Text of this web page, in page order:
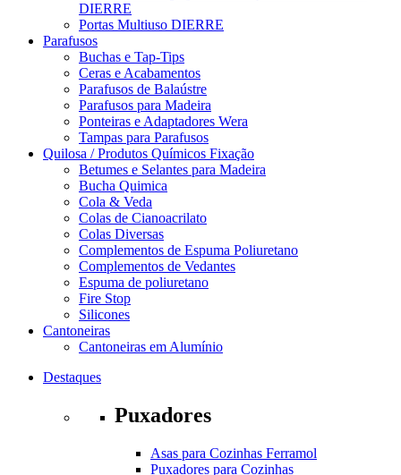
DIERRE
Portas Multiuso DIERRE
Parafusos
Buchas e Tap-Tips
Ceras e Acabamentos
Parafusos de Balaústre
Parafusos para Madeira
Ponteiras e Adaptadores Wera
Tampas para Parafusos
Quilosa / Produtos Químicos Fixação
Betumes e Selantes para Madeira
Bucha Quimica
Cola & Veda
Colas de Cianoacrilato
Colas Diversas
Complementos de Espuma Poliuretano
Complementos de Vedantes
Espuma de poliuretano
Fire Stop
Silicones
Cantoneiras
Cantoneiras em Alumínio
Destaques
Puxadores
Asas para Cozinhas Ferramol
Puxadores para Cozinhas